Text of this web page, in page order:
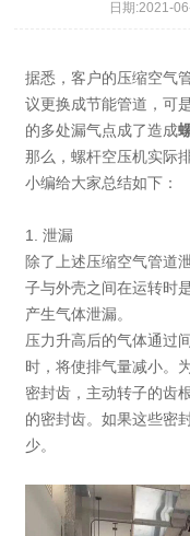
日期:2021-
据悉，客户的压缩空气
议更换成节能管道，可
的多处漏气点成了造成
那么，螺杆空压机实际
小编给大家总结如下：
1. 泄漏
除了上述压缩空气管道
子与外壳之间在运转时
产生气体泄漏。
压力升高后的气体通过
时，将使排气量减小。
密封齿，主动转子的齿
的密封齿。如果这些密
少。